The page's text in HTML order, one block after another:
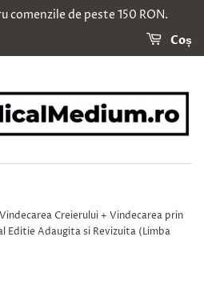
comenzile de peste 150 RON.
Coș
Creierului + Vindecarea prin
Editie Adaugita si Revizuita (Limba